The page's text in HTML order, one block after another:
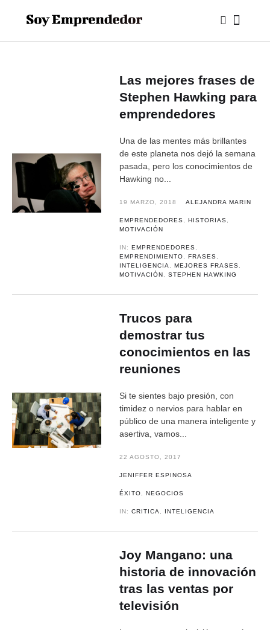
Las mejores frases de
Stephen Hawking para
emprendedores
Una de las mentes más brillantes
de este planeta nos dejó la semana
pasada, pero los conocimientos de
Hawking no...
19 MARZO, 2018 ALEJANDRA MARIN
EMPRENDEDORES ,HISTORIAS
MOTIVACIÓN
IN:EMPRENDEDORES
EMPRENDIMIENTO
,FRASES
INTELIGENCIA
,MEJORES FRASES
MOTIVACIÓN
,STEPHEN HAWKING
Trucos para
demostrar tus
conocimientos en las
reuniones
Si te sientes bajo presión, con
timidez o nervios para hablar en
público de una manera inteligente y
asertiva, vamos...
22 AGOSTO, 2017
JENIFFER ESPINOSA
ÉXITO ,NEGOCIOS
IN:CRITICA INTELIGENCIA
Joy Mangano: una
historia de innovación
tras las ventas por
televisión